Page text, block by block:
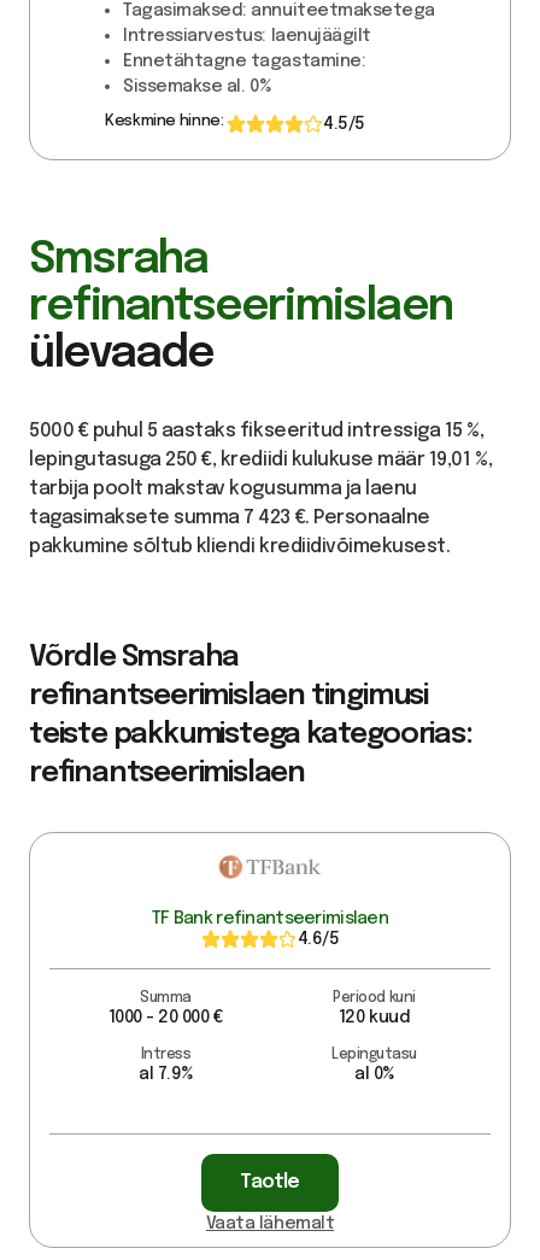
Tagasimaksed: annuiteetmaksetega
Intressiarvestus:
laenujäägilt
Ennetähtagne tagastamine:
Sissemakse al. 0%
Keskmine hinne: 4.5/5
Smsraha
refinantseerimislaen
ülevaade
5000 € puhul 5 aastaks fikseeritud intressiga 15 %,
lepingutasuga 250 €, krediidi kulukuse määr 19,01 %,
tarbija poolt makstav kogusumma ja laenu
tagasimaksete summa 7 423 €. Personaalne
pakkumine sõltub kliendi krediidivõimekusest.
Võrdle Smsraha
refinantseerimislaen tingimusi
teiste pakkumistega kategoorias:
refinantseerimislaen
TF Bank refinantseerimislaen
4.6/5
Summa
1000 - 20 000 €
Periood kuni
120 kuud
Intress
al 7.9%
Lepingutasu
al 0%
Taotle
Vaata lähemalt